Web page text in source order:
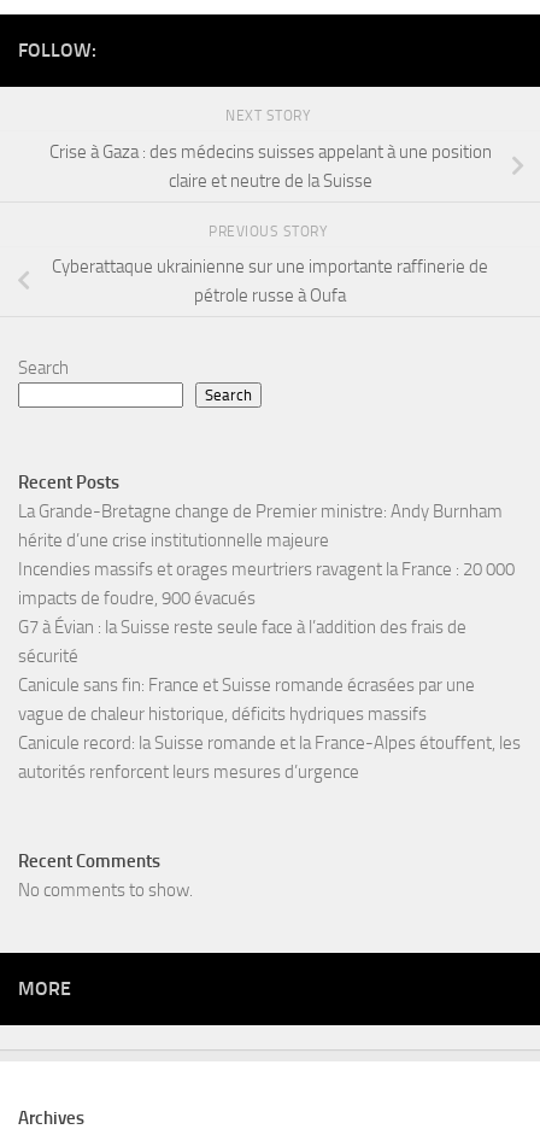
FOLLOW:
NEXT STORY
Crise à Gaza : des médecins suisses appelant à une position
claire et neutre de la Suisse
PREVIOUS STORY
Cyberattaque ukrainienne sur une importante raffinerie de
pétrole russe à Oufa
Search
Search
Recent Posts
La Grande-Bretagne change de Premier ministre: Andy Burnham
hérite d’une crise institutionnelle majeure
Incendies massifs et orages meurtriers ravagent la France : 20 000
impacts de foudre, 900 évacués
G7 à Évian : la Suisse reste seule face à l’addition des frais de
sécurité
Canicule sans fin: France et Suisse romande écrasées par une
vague de chaleur historique, déficits hydriques massifs
Canicule record: la Suisse romande et la France-Alpes étouffent, les
autorités renforcent leurs mesures d’urgence
Recent Comments
No comments to show.
MORE
Archives